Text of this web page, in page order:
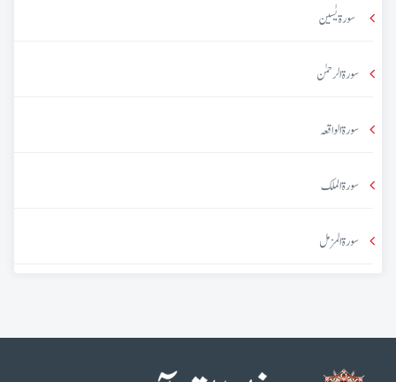
سورۃ یٰسین
سورۃ الرحمٰن
سورۃ الواقعہ
سورۃ الملک
سورۃ المزمل